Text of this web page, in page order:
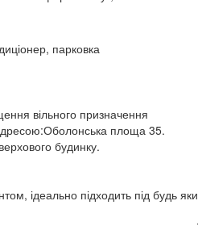
парковка
вільного призначення
площа 35.
будинку.
ідеально підходить під будь